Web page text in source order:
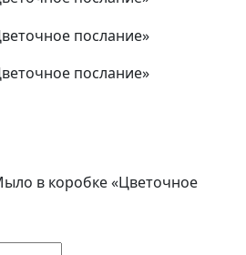
в коробке «Цветочное